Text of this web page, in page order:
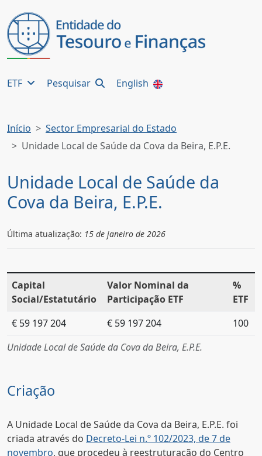
ETF Pesquisar English
Início
Sector Empresarial do Estado
Unidade Local de Saúde da Cova da Beira, E.P.E.
Unidade Local de Saúde da
Cova da Beira, E.P.E.
Última atualização: 15 de janeiro de 2026
Unidade Local de Saúde da Cova da Beira, E.P.E.
Capital
Social/Estatutário
Valor Nominal da
Participação ETF
%
ETF
€ 59 197 204
€ 59 197 204 100
Criação
A Unidade Local de Saúde da Cova da Beira, E.P.E. foi
criada através do Decreto-Lei n.º 102/2023, de 7 de
novembro, que procedeu à reestruturação do Centro